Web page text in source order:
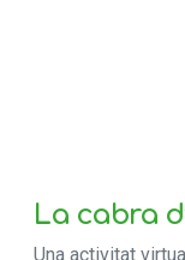
La cabra
Una activitat